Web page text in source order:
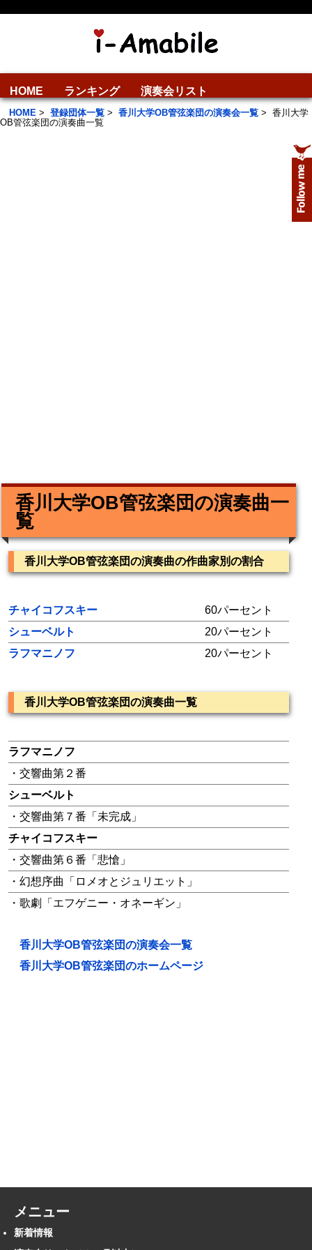
HOME ランキング 演奏会リスト
HOME > 登録団体一覧 > 香川大学OB管弦楽団の演奏会一覧 > 香川大学
OB管弦楽団の演奏曲一覧
香川大学OB管弦楽団の演奏曲一
覧
香川大学OB管弦楽団の演奏曲の作曲家別の割合
チャイコフスキー
60パーセント
シューベルト
20パーセント
ラフマニノフ
20パーセント
香川大学OB管弦楽団の演奏曲一覧
ラフマニノフ
・交響曲第２番
シューベルト
・交響曲第７番「未完成」
チャイコフスキー
・交響曲第６番「悲愴」
・幻想序曲「ロメオとジュリエット」
・歌劇「エフゲニー・オネーギン」
香川大学OB管弦楽団の演奏会一覧
香川大学OB管弦楽団のホームページ
メニュー
新着情報